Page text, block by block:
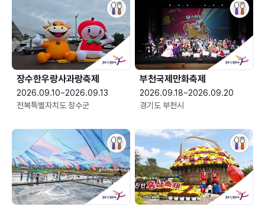
장수한우랑사과랑축제
2026.09.10~2026.09.13
전북특별자치도 장수군
부천국제만화축제
2026.09.18~2026.09.20
경기도 부천시